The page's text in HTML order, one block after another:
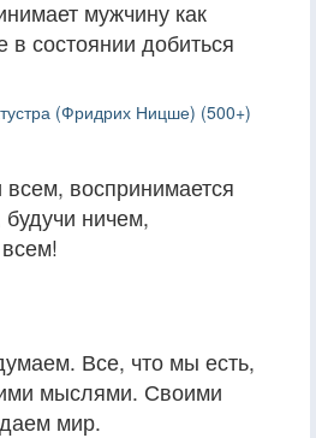
мужчину как
в состоянии добиться
(Фридрих Ницше) (500+)
воспринимается
ничем,
Все, что мы есть,
мыслями. Своими
мир.